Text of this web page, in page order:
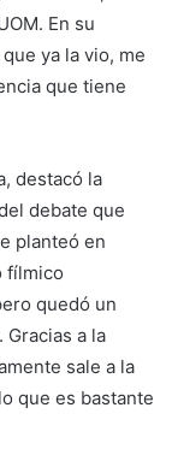
En su
ya la vio, me
que tiene
destacó la
debate que
planteó en
fílmico
quedó un
a la
sale a la
que es bastante